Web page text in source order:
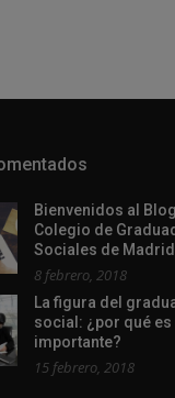
Bienvenidos al
Colegio de
Sociales de Madrid
8 febrero, 2018
La figura del
social: ¿por qué es
importante?
15 febrero, 2018